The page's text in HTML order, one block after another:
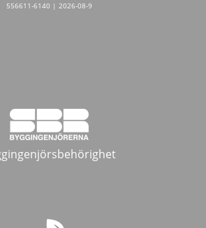
556611-6140 | 2026-08-9